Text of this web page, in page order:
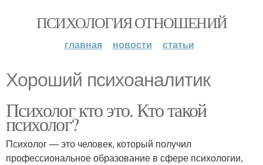
ПСИХОЛОГИЯ ОТНОШЕНИЙ
главная новости статьи
Хороший психоаналитик
Психолог кто это. Кто такой
психолог?
Психолог — это человек, который получил
профессиональное образование в сфере психологии,